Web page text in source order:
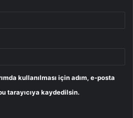
kullanılması için adım, e-posta
tarayıcıya kaydedilsin.